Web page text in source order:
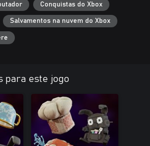
Conquistas do Xbox
Salvamentos na nuvem do Xbox
para este jogo